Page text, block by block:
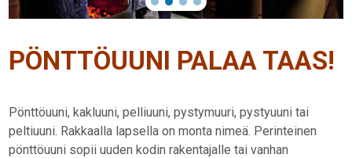
PÖNTTÖUUNI PALAA TAAS!
Pönttöuuni, kakluuni, pelliuuni, pystymuuri, pystyuuni tai
peltiuuni. Rakkaalla lapsella on monta nimeä. Perinteinen
pönttöuuni sopii uuden kodin rakentajalle tai vanhan